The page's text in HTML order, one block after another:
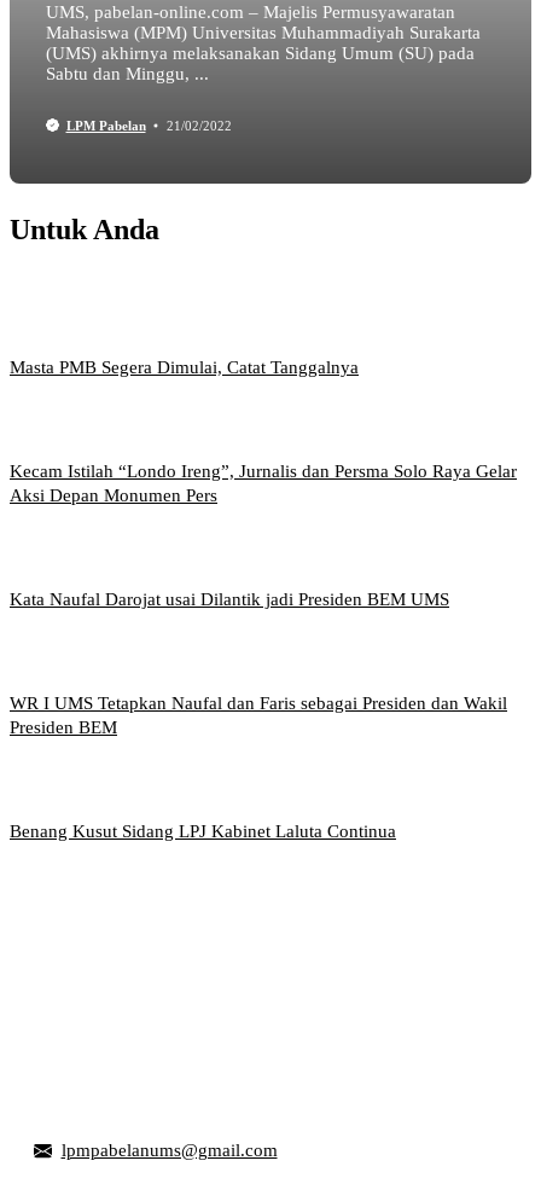
UMS, pabelan-online.com – Majelis Permusyawaratan
Mahasiswa (MPM) Universitas Muhammadiyah Surakarta
(UMS) akhirnya melaksanakan Sidang Umum (SU) pada
Sabtu dan Minggu, ...
LPM Pabelan 21/02/2022
Untuk Anda
Masta PMB Segera Dimulai, Catat Tanggalnya
Kecam Istilah “Londo Ireng”, Jurnalis dan Persma Solo Raya Gelar
Aksi Depan Monumen Pers
Kata Naufal Darojat usai Dilantik jadi Presiden BEM UMS
WR I UMS Tetapkan Naufal dan Faris sebagai Presiden dan Wakil
Presiden BEM
Benang Kusut Sidang LPJ Kabinet Laluta Continua
lpmpabelanums@gmail.com